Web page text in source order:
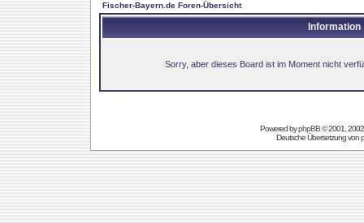
Fischer-Bayern.de Foren-Übersicht
Information
Sorry, aber dieses Board ist im Moment nicht
Powered byphpBB© 2001,
Deutsche Übersetzung von